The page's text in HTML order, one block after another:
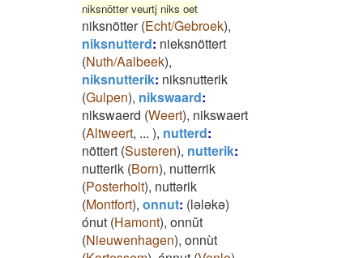
niksnötter veurtj niks oet
niksnötter(Echt/Gebroek),
niksnutterd: nieksnöttert
(Nuth/Aalbeek),
niksnutterik: niksnutterik
(Gulpen), nikswaard:
nikswaerd (Weert), nikswaert
(Altweert, ... ), nutterd:
nöttert (Susteren), nutterik:
nutterik (Born), nutterrik
(Posterholt), nuttərik
(Montfort), onnut: (lələkə)
ónut (Hamont), onnŭt
(Nieuwenhagen), onnùt